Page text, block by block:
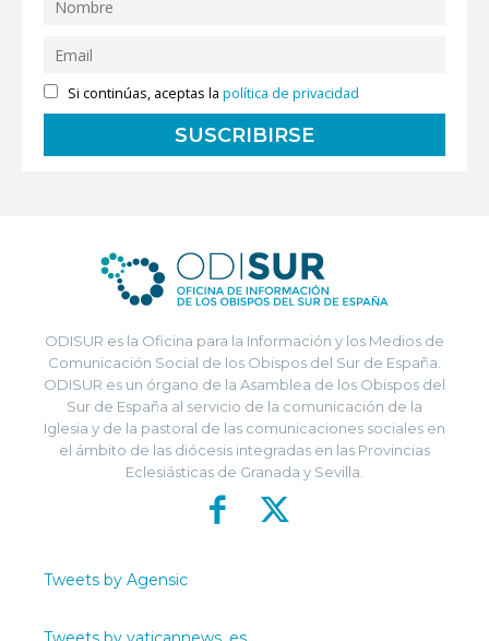
Si continúas, aceptas lapolítica de privacidad
ODISUR es la Oficina para la Información y los Medios de
Comunicación Social de los Obispos del Sur de España.
ODISUR es un órgano de la Asamblea de los Obispos del
Sur de España al servicio de la comunicación de la
Iglesia y de la pastoral de las comunicaciones sociales en
el ámbito de las diócesis integradas en las Provincias
Eclesiásticas de Granada y Sevilla.
Tweets by Agensic